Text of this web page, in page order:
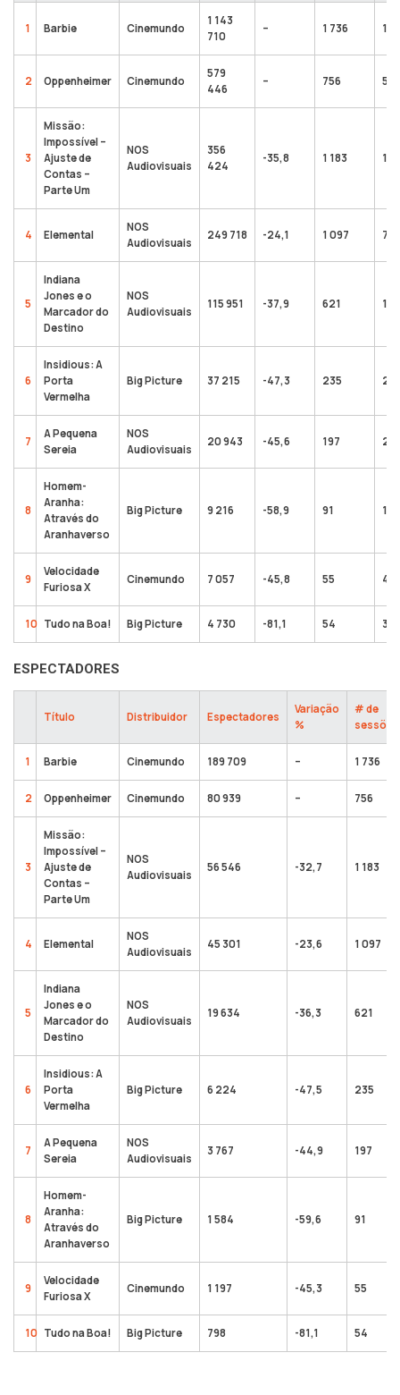
1 Barbie Cinemundo
1 143
710
– 1 736 1
2 Oppenheimer Cinemundo
579
446
– 756
3
Missão:
Impossível –
Ajuste de
Contas –
Parte Um
NOS
Audiovisuais
356
424
-35,8 1 183 1
4 Elemental
NOS
Audiovisuais
249 718 -24,1 1 097
5
Indiana
Jones e o
Marcador do
Destino
NOS
Audiovisuais
115 951 -37,9 621 1
6
Insidious: A
Porta
Vermelha
Big Picture 37 215 -47,3 235
7
A Pequena
Sereia
NOS
Audiovisuais
20 943 -45,6 197 2
8
Homem-
Aranha:
Através do
Aranhaverso
Big Picture 9 216 -58,9 91 1
9
Velocidade
Furiosa X
Cinemundo 7 057 -45,8 55 4
10 Tudo na Boa! Big Picture 4 730 -81,1 54
ESPECTADORES
Título Distribuidor Espectadores
Variação
%
# de
sessões
1 Barbie Cinemundo 189 709 – 1 736
2 Oppenheimer Cinemundo 80 939 – 756
3
Missão:
Impossível –
Ajuste de
Contas –
Parte Um
NOS
Audiovisuais
56 546 -32,7 1 183
4 Elemental
NOS
Audiovisuais
45 301 -23,6 1 097
5
Indiana
Jones e o
Marcador do
Destino
NOS
Audiovisuais
19 634 -36,3 621
6
Insidious: A
Porta
Vermelha
Big Picture 6 224 -47,5 235
7
A Pequena
Sereia
NOS
Audiovisuais
3 767 -44,9 197
8
Homem-
Aranha:
Através do
Aranhaverso
Big Picture 1 584 -59,6 91
9
Velocidade
Furiosa X
Cinemundo 1 197 -45,3 55
10 Tudo na Boa! Big Picture 798 -81,1 54